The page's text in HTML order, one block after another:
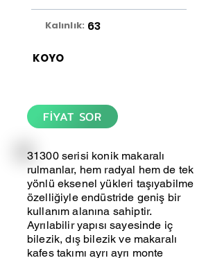
Kalınlık: 63
KOYO
FİYAT SOR
31300 serisi konik makaralı
rulmanlar, hem radyal hem de tek
yönlü eksenel yükleri taşıyabilme
özelliğiyle endüstride geniş bir
kullanım alanına sahiptir.
Ayrılabilir yapısı sayesinde iç
bilezik, dış bilezik ve makaralı
kafes takımı ayrı ayrı monte